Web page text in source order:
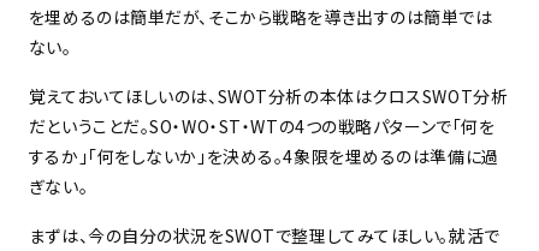
を埋めるのは簡単だが、そこから戦略を導き出すのは簡単では
ない。
覚えておいてほしいのは、SWOT分析の本体はクロスSWOT分析
だということだ。SO・WO・ST・WTの4つの戦略パターンで「何を
するか」「何をしないか」を決める。4象限を埋めるのは準備に過
ぎない。
まずは、今の自分の状況をSWOTで整理してみてほしい。就活で